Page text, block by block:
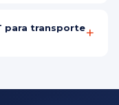
hacerlo con
vehículo ideal.
para transporte